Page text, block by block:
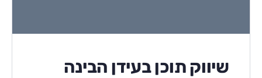
שיווק תוכן בעידן הבינה